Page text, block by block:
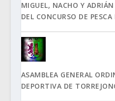
MIGUEL, NACHO Y
DEL CONCURSO DE
ASAMBLEA GENERAL
DEPORTIVA DE